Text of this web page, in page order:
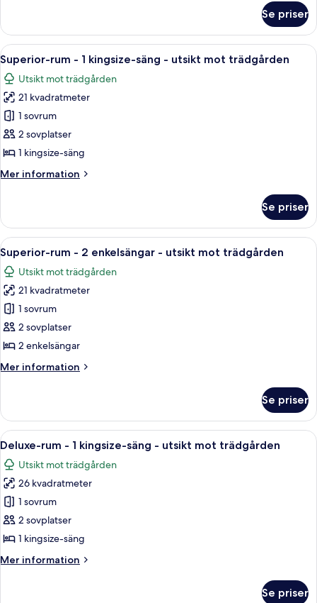
rum
2
enkelsängar
Se priser
Öppna
alla
foton
för
Superior-
rum
-
kingsize-
utsikt
mot
trädgården
Superior-rum - 1 kingsize-säng -
1
Superior-rum - 1 kingsize-säng - utsikt mot trädgården
Utsikt mot trädgården
21 kvadratmeter
1 sovrum
2 sovplatser
1 kingsize-säng
Mer information
Mer
rum
1
kingsize-
säng
utsikt
mot
trädgården
Se priser
Öppna
alla
foton
för
Superior-
rum
-
enkelsängar
mot
trädgården
Superior-rum - 2 enkelsängar -
1
Superior-rum - 2 enkelsängar - utsikt mot trädgården
Utsikt mot trädgården
21 kvadratmeter
1 sovrum
2 sovplatser
2 enkelsängar
Mer information
Mer
rum
2
enkelsängar
utsikt
mot
trädgården
Se priser
Öppna
alla
foton
för
Deluxe-
rum
-
kingsize-
Deluxe-rum - 1 kingsize-säng -
2
Deluxe-rum - 1 kingsize-säng - utsikt mot trädgården
Utsikt mot trädgården
26 kvadratmeter
1 sovrum
2 sovplatser
1 kingsize-säng
Mer information
Mer
Se priser